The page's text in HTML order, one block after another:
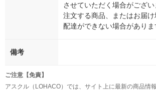
させていただく場合がござ
注文する商品、またはお届
配達ができない場合がありま
備考
ご注意【免責】
アスクル（LOHACO）では、サイト上に最新の商品情